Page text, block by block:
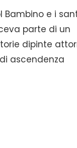
e i
parte di un
dipinte
ascendenza